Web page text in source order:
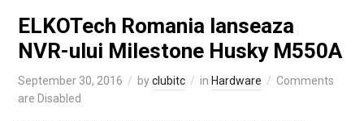
ELKOTech Romania lanseaza
NVR-ului Milestone Husky M550A
September 30, 2016 byclubitc in Hardware
Comments
are Disabled